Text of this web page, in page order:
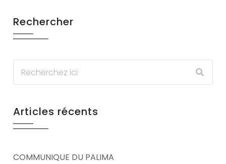
Rechercher
Articles récents
COMMUNIQUE DU PALIMA